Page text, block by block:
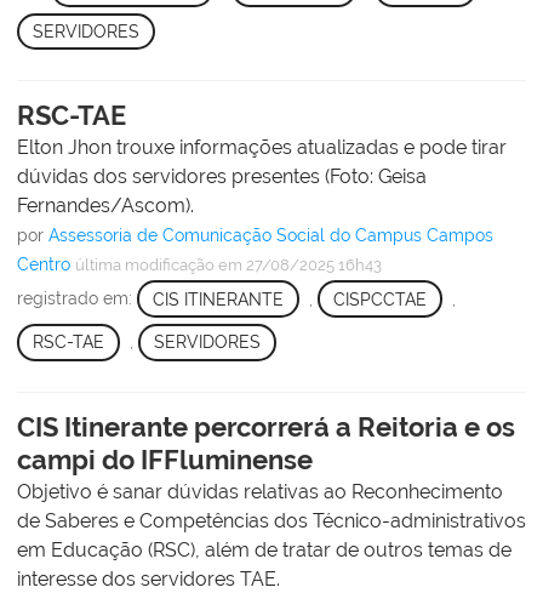
SERVIDORES
RSC-TAE
Elton Jhon trouxe informações atualizadas e pode tirar
dúvidas dos servidores presentes (Foto: Geisa
Fernandes/Ascom).
por Assessoria de Comunicação Social do Campus Campos
Centro última modificação em 27/08/2025 16h43
registrado em: CIS ITINERANTE CISPCCTAE
RSC-TAE , SERVIDORES
CIS Itinerante percorrerá a Reitoria e os
campi do IFFluminense
Objetivo é sanar dúvidas relativas ao Reconhecimento
de Saberes e Competências dos Técnico-administrativos
em Educação (RSC), além de tratar de outros temas de
interesse dos servidores TAE.